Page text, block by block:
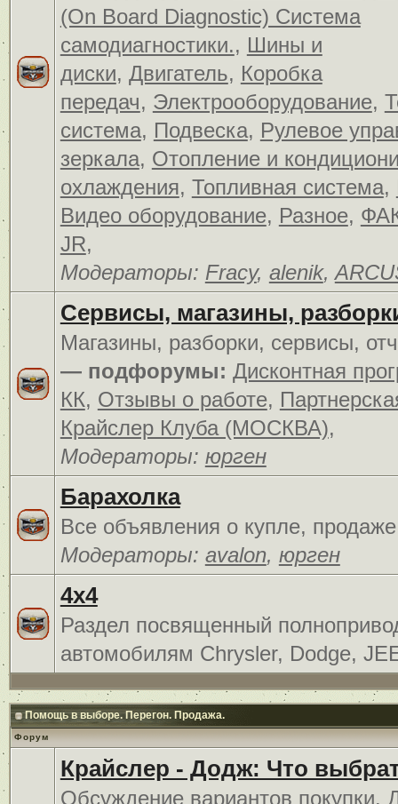
(On Board Diagnostic) Система
самодиагностики., Шины и
диски, Двигатель, Коробка
передач, Электрооборудование,
система, Подвеска, Рулевое
зеркала, Отопление и
охлаждения, Топливная система,
Видео оборудование, Разное,
JR,
Модераторы: Fracy, alenik,
Сервисы, магазины,
Магазины, разборки, сервисы,
— подфорумы: Дисконтная
КК, Отзывы о работе,
Крайслер Клуба (МОСКВА),
Модераторы: юрген
Барахолка
Все объявления о купле,
Модераторы: avalon, юрген
4x4
Раздел посвященный
автомобилям Chrysler, Dodge,
Помощь в выборе. Перегон. Продажа.
Форум
Крайслер - Додж: Что
Обсуждение вариантов покупки.